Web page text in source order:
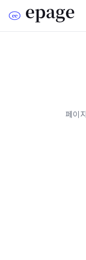
페이